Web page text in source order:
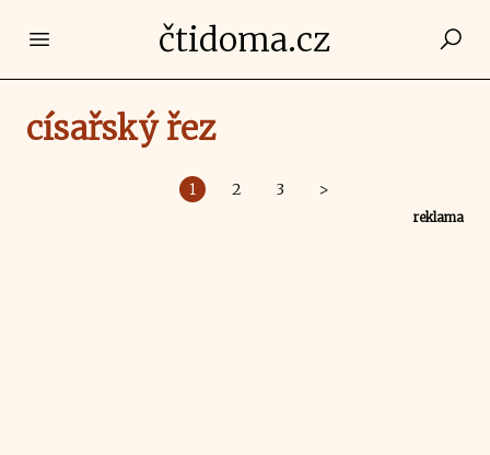
Open main menučtidoma.cz
císařský řez
1 2 3 >
reklama